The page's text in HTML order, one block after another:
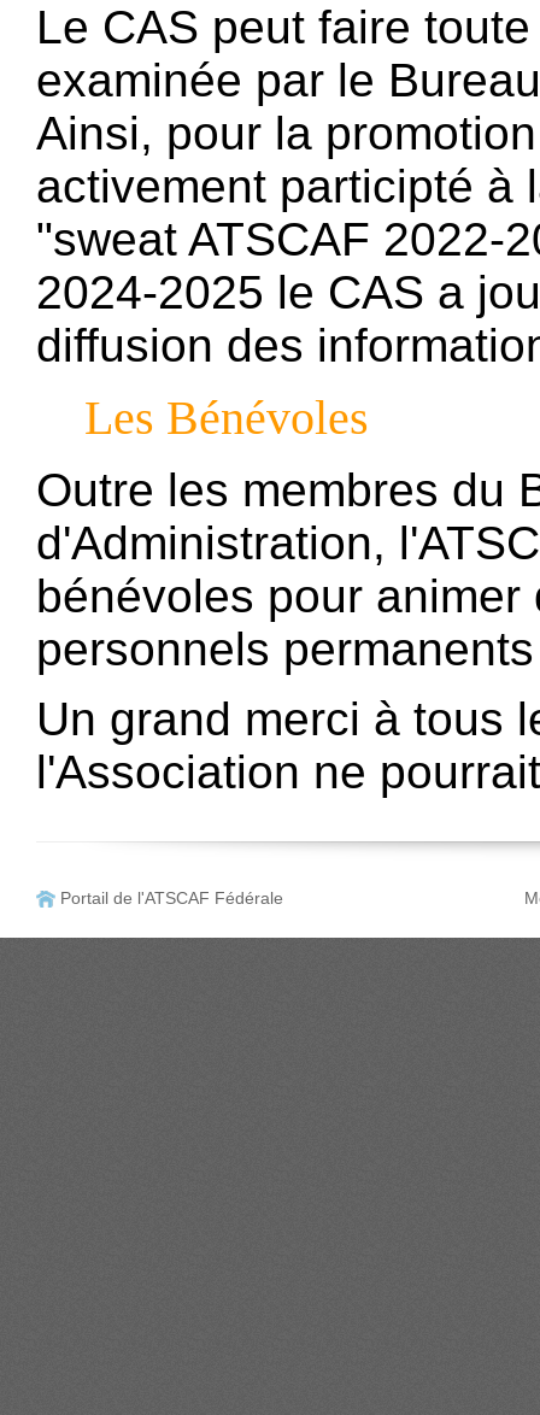
Le CAS peut faire
examinée par le
Ainsi, pour la
activement participté à
"sweat ATSCAF 2022-
2024-2025 le CAS a
diffusion des
Les Bénévoles
Outre les membres du
d'Administration,
bénévoles pour
personnels
Un grand merci à tous
l'Association ne
Portail de l'ATSCAF Fédérale